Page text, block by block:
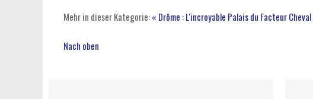
Mehr in dieser Kategorie:« Drôme : L'incroyable Palais du Facteur Cheval
Nach oben